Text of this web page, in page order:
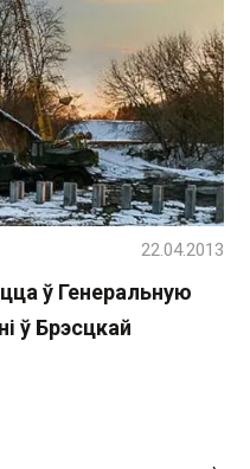
ў Генеральную
ў Брэсцкай
22.04.2013